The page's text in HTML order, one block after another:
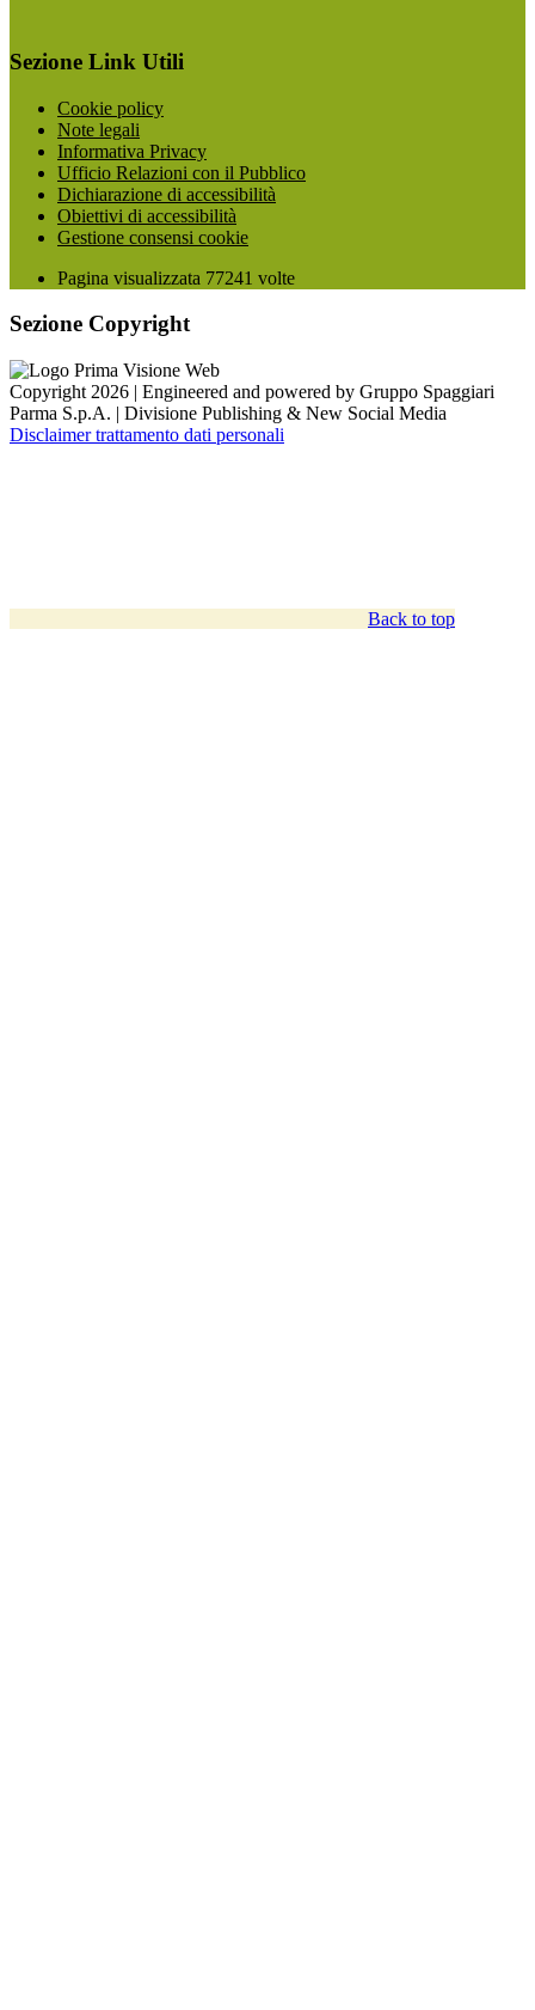
Sezione Link Utili
Cookie policy
Note legali
Informativa Privacy
Ufficio Relazioni con il Pubblico
Dichiarazione di accessibilità
Obiettivi di accessibilità
Gestione consensi cookie
Pagina visualizzata 77241 volte
Sezione Copyright
Copyright 2026 | Engineered and powered by Gruppo Spaggiari
Parma S.p.A. | Divisione Publishing & New Social Media
Disclaimer trattamento dati personali
Back to top